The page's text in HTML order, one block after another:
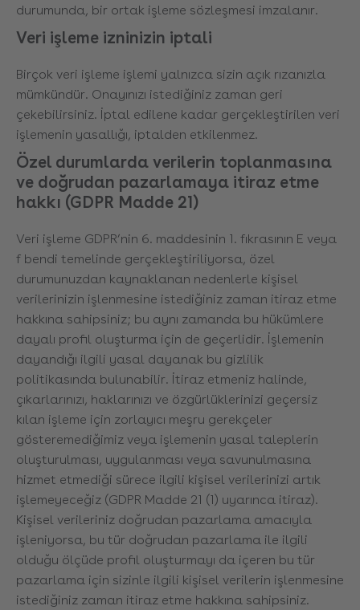
durumunda, bir ortak işleme sözleşmesi imzalanır.
Veri işleme izninizin iptali
Birçok veri işleme işlemi yalnızca sizin açık rızanızla
mümkündür. Onayınızı istediğiniz zaman geri
çekebilirsiniz. İptal edilene kadar gerçekleştirilen veri
işlemenin yasallığı, iptalden etkilenmez.
Özel durumlarda verilerin toplanmasına
ve doğrudan pazarlamaya itiraz etme
hakkı (GDPR Madde 21)
Veri işleme GDPR’nin 6. maddesinin 1. fıkrasının E veya
f bendi temelinde gerçekleştiriliyorsa, özel
durumunuzdan kaynaklanan nedenlerle kişisel
verilerinizin işlenmesine istediğiniz zaman itiraz etme
hakkına sahipsiniz; bu aynı zamanda bu hükümlere
dayalı profil oluşturma için de geçerlidir. İşlemenin
dayandığı ilgili yasal dayanak bu gizlilik
politikasında bulunabilir. İtiraz etmeniz halinde,
çıkarlarınızı, haklarınızı ve özgürlüklerinizi geçersiz
kılan işleme için zorlayıcı meşru gerekçeler
gösteremediğimiz veya işlemenin yasal taleplerin
oluşturulması, uygulanması veya savunulmasına
hizmet etmediği sürece ilgili kişisel verilerinizi artık
işlemeyeceğiz (GDPR Madde 21 (1) uyarınca itiraz).
Kişisel verileriniz doğrudan pazarlama amacıyla
işleniyorsa, bu tür doğrudan pazarlama ile ilgili
olduğu ölçüde profil oluşturmayı da içeren bu tür
pazarlama için sizinle ilgili kişisel verilerin işlenmesine
istediğiniz zaman itiraz etme hakkına sahipsiniz.